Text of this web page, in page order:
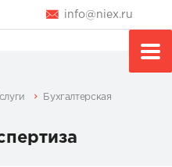
info@niex.ru
Бухгалтерская